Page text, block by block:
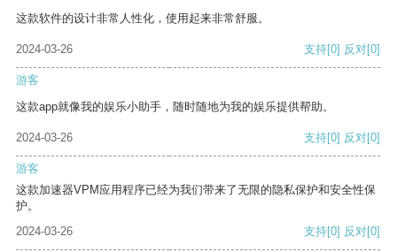
这款软件的设计非常人性化，使用起来非常舒服。
2024-03-26 支持[0] 反对[0]
游客
这款app就像我的娱乐小助手，随时随地为我的娱乐提供帮助。
2024-03-26 支持[0] 反对[0]
游客
这款加速器VPM应用程序已经为我们带来了无限的隐私保护和安全性保
护。
2024-03-26
支持[0] 反对[0]